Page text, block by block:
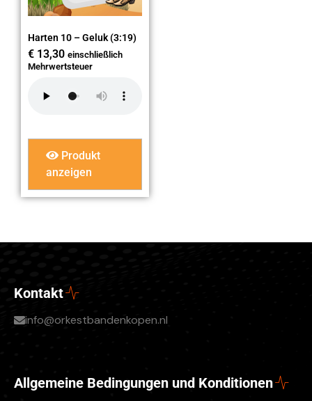
Harten 10 – Geluk (3:19)
€ 13,30 einschließlich
Mehrwertsteuer
Produkt
anzeigen
Kontakt
info@orkestbandenkopen.nl
Allgemeine Bedingungen und Konditionen